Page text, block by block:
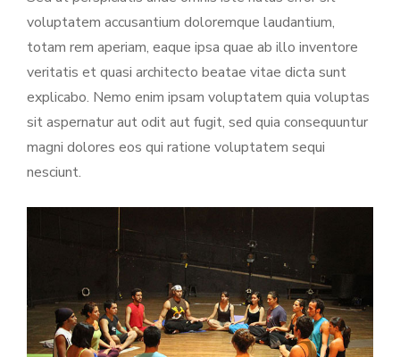
voluptatem accusantium doloremque laudantium,
totam rem aperiam, eaque ipsa quae ab illo inventore
veritatis et quasi architecto beatae vitae dicta sunt
explicabo. Nemo enim ipsam voluptatem quia voluptas
sit aspernatur aut odit aut fugit, sed quia consequuntur
magni dolores eos qui ratione voluptatem sequi
nesciunt.